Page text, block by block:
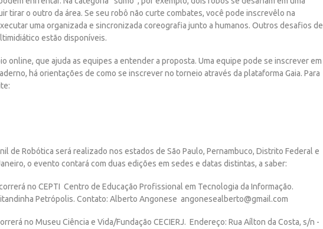
tirar o outro da área. Se seu robônão curte combates, você pode inscrevê­lo na
umaorganizada e sincronizada coreografia junto a humanos. Outros desafios de
estão disponíveis.
online, que ajuda as equipes a entender a proposta. Umaequipe pode se inscrever em
há orientações de comose inscrever no torneio através da plataforma Gaia. Para
de Robótica será realizado nos estados de São Paulo,Pernambuco, Distrito Federal e
o evento contará comduas edições em sedes e datas distintas, a saber:
no CEPTI ­ Centro de Educação Profissional em Tecnologia da Informação.
Petrópolis. Contato:Alberto Angonese ­ angonesealberto@gmail.com
no Museu Ciência e Vida/Fundação CECIERJ.Endereço: Rua Aílton da Costa, s/n ­